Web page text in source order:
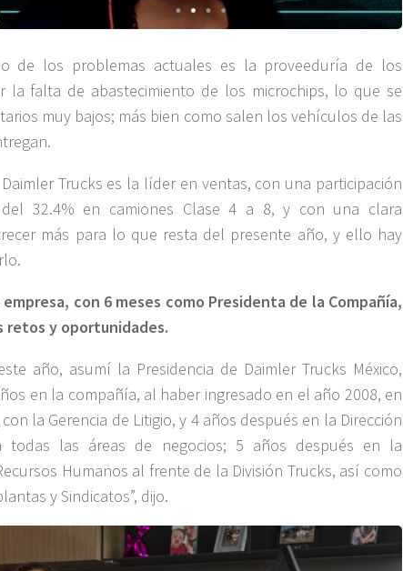
de los problemas actuales es la proveeduría de los
la falta de abastecimiento de los microchips, lo que se
muy bajos; más bien como salen los vehículos de las
Trucks es la líder en ventas, con una participación
32.4% en camiones Clase 4 a 8, y con una clara
más para lo que resta del presente año, y ello hay
empresa, con 6 meses como Presidenta de la Compañía,
retos y oportunidades.
año, asumí la Presidencia de Daimler Trucks México,
en la compañía, al haber ingresado en el año 2008, en
la Gerencia de Litigio, y 4 años después en la Dirección
todas las áreas de negocios; 5 años después en la
Humanos al frente de la División Trucks, así como
y Sindicatos”, dijo.